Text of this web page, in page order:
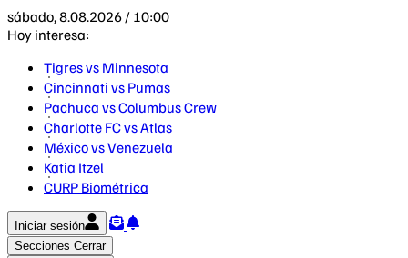
sábado, 8.08.2026 / 10:00
Hoy interesa:
Tigres vs Minnesota
Cincinnati vs Pumas
Pachuca vs Columbus Crew
Charlotte FC vs Atlas
México vs Venezuela
Katia Itzel
CURP Biométrica
Iniciar sesión
Secciones Cerrar